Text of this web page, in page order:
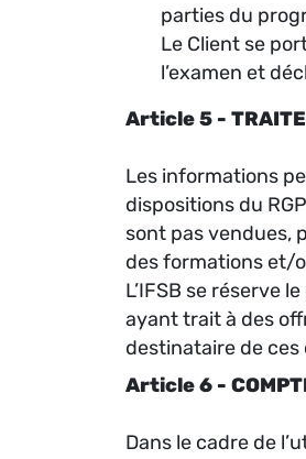
parties du
Le Client se
l’examen et
Article 5 -
Les informations
dispositions du
sont pas vendues,
des formations et/
L’IFSB se réserve
ayant trait à des
destinataire de
Article 6 -
Dans le cadre de